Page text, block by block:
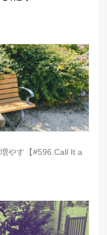
やす【#596.Call It a